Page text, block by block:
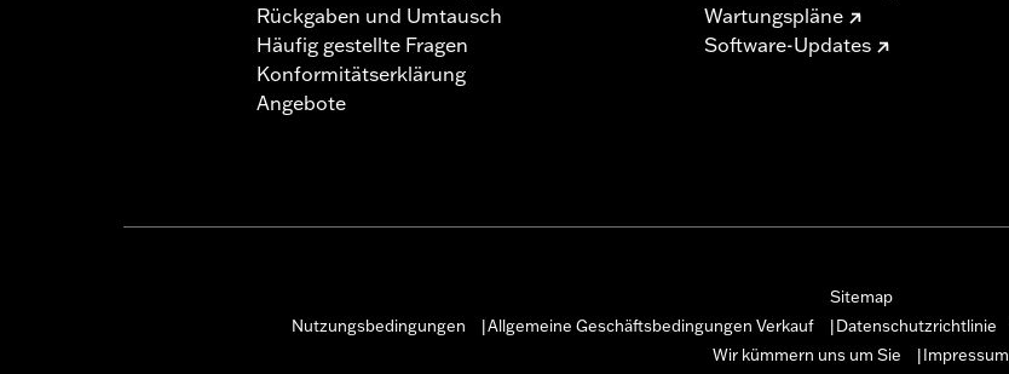
Rückgaben und Umtausch
Häufig gestellte Fragen
Konformitätserklärung
Angebote
Wartungspläne
Software-Updates
Sitemap
Nutzungsbedingungen
Allgemeine Geschäftsbedingungen Verkauf Datenschutzrichtlinie
Wir kümmern uns um Sie
Impressum